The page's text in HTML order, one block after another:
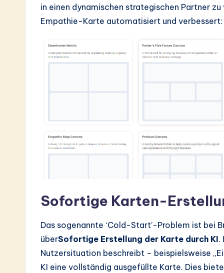
in einen dynamischen strategischen Partner
Empathie-Karte automatisiert und verbessert:
Sofortige Karten-
Das sogenannte ‘Cold-Start’-Problem ist bei
überSofortige Erstellung der Karte durch KI.
Nutzersituation beschreibt – beispielsweise
KI eine vollständig ausgefüllte Karte. Dies